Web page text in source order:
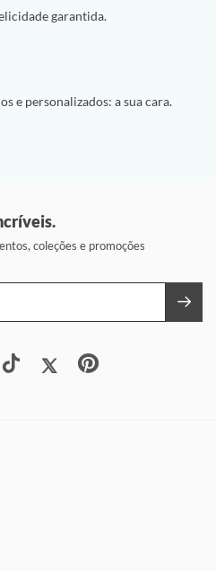
garantida.
e personalizados: a sua cara.
coleções e promoções